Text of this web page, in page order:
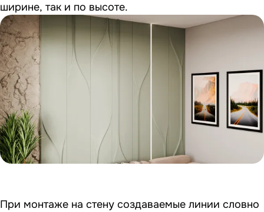
ширине, так и по высоте.
При монтаже на стену создаваемые линии словно